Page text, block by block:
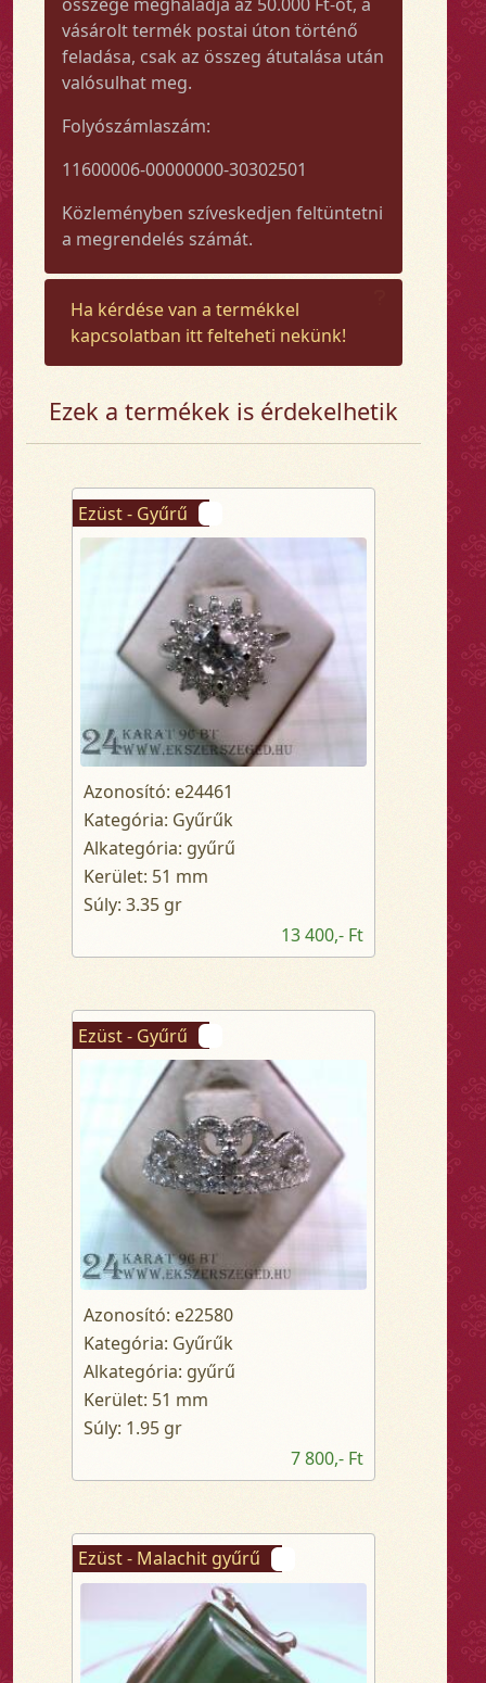
vásárolt termék postai úton történő
feladása, csak az összeg átutalása után
valósulhat meg.
Folyószámlaszám:
11600006-00000000-30302501
Közleményben szíveskedjen feltüntetni
a megrendelés számát.
Ha kérdése van a termékkel
kapcsolatban itt felteheti nekünk!
Ezek a termékek is érdekelhetik
Ezüst - Gyűrű
Azonosító: e24461
Kategória: Gyűrűk
Alkategória: gyűrű
Kerület: 51 mm
Súly: 3.35 gr
13 400,- Ft
Ezüst - Gyűrű
Azonosító: e22580
Kategória: Gyűrűk
Alkategória: gyűrű
Kerület: 51 mm
Súly: 1.95 gr
7 800,- Ft
Ezüst - Malachit gyűrű